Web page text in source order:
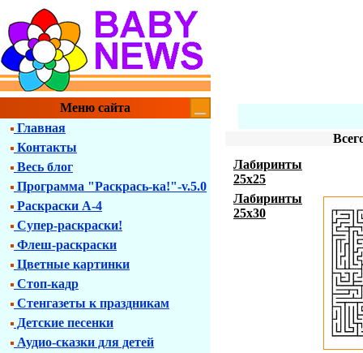
Меню сайта
Главная
Контакты
Весь блог
Программа "Раскрась-ка!"-v.5.0
Раскраски А-4
Супер-раскраски!
Флеш-раскраски
Цветные картинки
Стоп-кадр
Стенгазеты к праздникам
Детские песенки
Аудио-сказки для детей
Лабиринты
25х25
Лабиринты
25х30